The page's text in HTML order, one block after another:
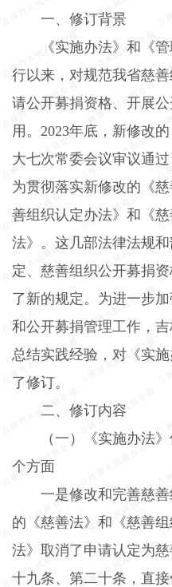
一、修订背景
《实施办法》和《
行以来，对规范我省慈
请公开募捐资格、开展
用。 2023年底，新修改
大七次常委会议审议通
为贯彻落实新修改的《
善组织认定办法》和《
法》。这几部法律法规
定、慈善组织公开募捐
了新的规定。为进一步
和公开募捐管理工作，
总结实践经验，对《实
了修订。
二、修订内容
（一）《实施办法
个方面
一是修改和完善慈
的《慈善法》和《慈善
法》取消了申请认定为
十九条、第二十条，直